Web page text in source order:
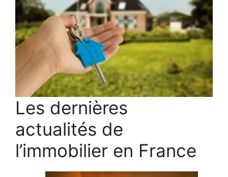
Les dernières
actualités de
l’immobilier en France